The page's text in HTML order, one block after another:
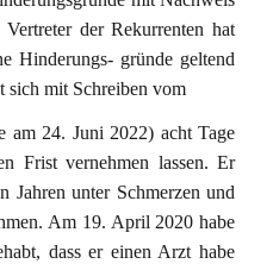
der Rekurrenten hat
Hinderungs- gründe geltend
sich mit Schreiben vom
am 24. Juni 2022) acht Tage
Frist vernehmen lassen. Er
Jahren unter Schmerzen und
Am 19. April 2020 habe
dass er einen Arzt habe